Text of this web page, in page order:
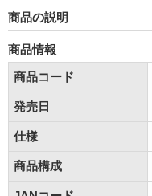
商品の説明
商品情報
商品コード
発売日
仕様
商品構成